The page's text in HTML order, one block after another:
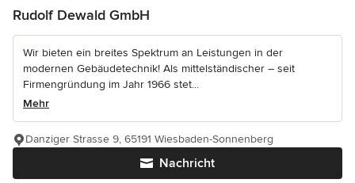
Rudolf Dewald GmbH
Wir bieten ein breites Spektrum an Leistungen in der
modernen Gebäudetechnik! Als mittelständischer – seit
Firmengründung im Jahr 1966 stet...
Mehr
Nachricht
Danziger Strasse 9, 65191 Wiesbaden-Sonnenberg